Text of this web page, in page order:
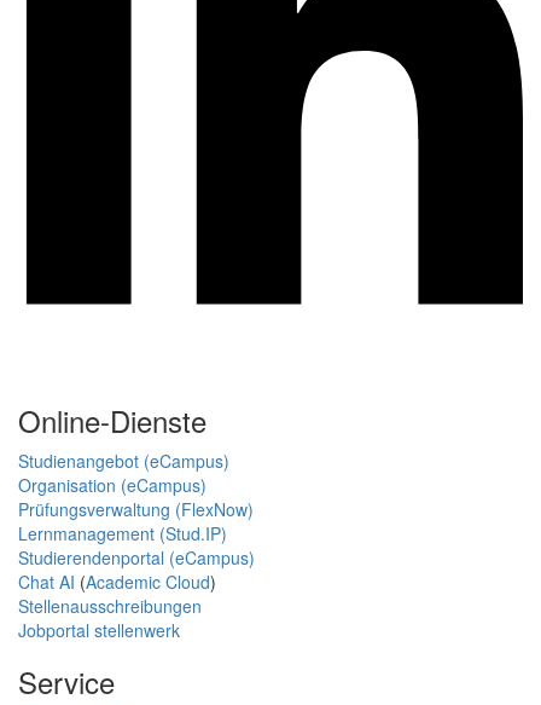
Online-Dienste
Studienangebot (eCampus)
Organisation (eCampus)
Prüfungsverwaltung (FlexNow)
Lernmanagement (Stud.IP)
Studierendenportal (eCampus)
Chat AI (Academic Cloud)
Stellenausschreibungen
Jobportal stellenwerk
Service